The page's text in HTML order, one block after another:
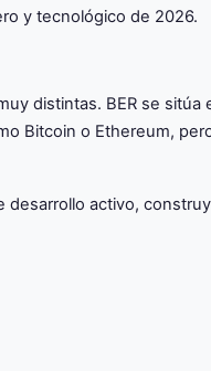
y tecnológico de 2026.
distintas. BER se
Bitcoin o Ethereum,
activo,